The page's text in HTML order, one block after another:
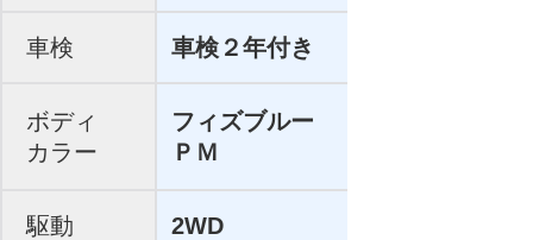
車検 車検２年付き
ボディ
カラー
フィズブルー
ＰＭ
駆動 2WD